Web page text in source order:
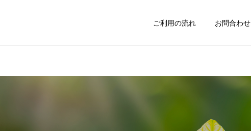
ご利用の流れ お問合わせ
お庭の手入れ